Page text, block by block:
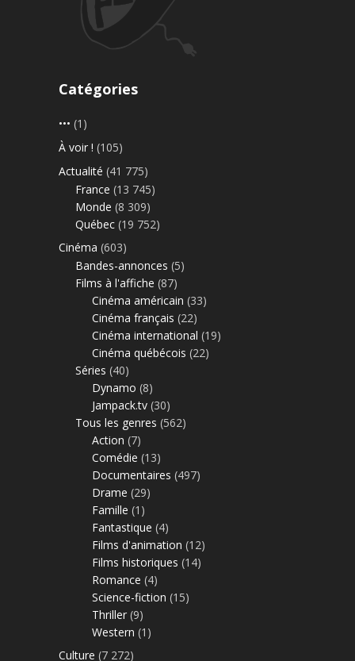
Catégories
••• (1)
À voir ! (105)
Actualité (41 775)
France (13 745)
Monde (8 309)
Québec (19 752)
Cinéma (603)
Bandes-annonces (5)
Films à l'affiche (87)
Cinéma américain (33)
Cinéma français (22)
Cinéma international (19)
Cinéma québécois (22)
Séries (40)
Dynamo (8)
Jampack.tv (30)
Tous les genres (562)
Action (7)
Comédie (13)
Documentaires (497)
Drame (29)
Famille (1)
Fantastique (4)
Films d'animation (12)
Films historiques (14)
Romance (4)
Science-fiction (15)
Thriller (9)
Western (1)
Culture (7 272)